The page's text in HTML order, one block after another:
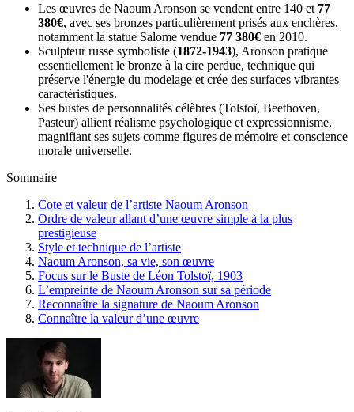
Les œuvres de Naoum Aronson se vendent entre 140 et 77
380€, avec ses bronzes particulièrement prisés aux enchères,
notamment la statue Salome vendue 77 380€ en 2010.
Sculpteur russe symboliste (1872-1943), Aronson pratique
essentiellement le bronze à la cire perdue, technique qui
préserve l'énergie du modelage et crée des surfaces vibrantes
caractéristiques.
Ses bustes de personnalités célèbres (Tolstoï, Beethoven,
Pasteur) allient réalisme psychologique et expressionnisme,
magnifiant ses sujets comme figures de mémoire et conscience
morale universelle.
Sommaire
Cote et valeur de l’artiste Naoum Aronson
Ordre de valeur allant d’une œuvre simple à la plus
prestigieuse
Style et technique de l’artiste
Naoum Aronson, sa vie, son œuvre
Focus sur le Buste de Léon Tolstoï, 1903
L’empreinte de Naoum Aronson sur sa période
Reconnaître la signature de Naoum Aronson
Connaître la valeur d’une œuvre